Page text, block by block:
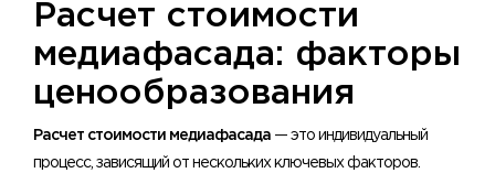
Расчет стоимости
медиафасада: факторы
ценообразования
Расчет стоимости медиафасада — это индивидуальный
процесс, зависящий от нескольких ключевых факторов.